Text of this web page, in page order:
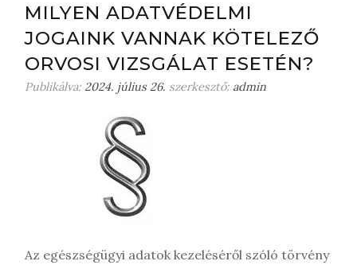
o
n
m
e
g
MILYEN ADATVÉDELMI
JOGAINK VANNAK KÖTELEZŐ
ORVOSI VIZSGÁLAT ESETÉN?
Publikálva: 2024. július 26. szerkesztő: admin
Az egészségügyi adatok kezeléséről szóló törvény